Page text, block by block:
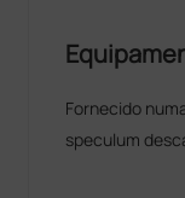
Fornecido
speculum